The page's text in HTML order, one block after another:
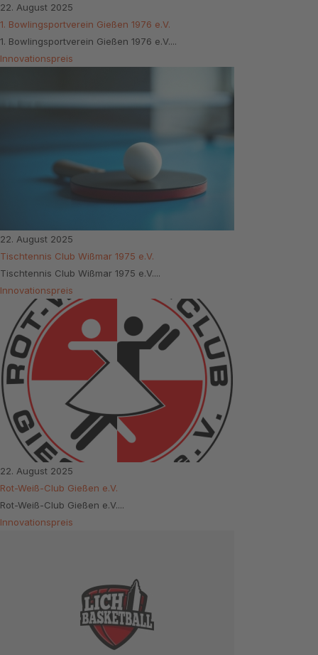
22. August 2025
1. Bowlingsportverein Gießen 1976 e.V.
1. Bowlingsportverein Gießen 1976 e.V....
Innovationspreis
22. August 2025
Tischtennis Club Wißmar 1975 e.V.
Tischtennis Club Wißmar 1975 e.V....
Innovationspreis
22. August 2025
Rot-Weiß-Club Gießen e.V.
Rot-Weiß-Club Gießen e.V....
Innovationspreis